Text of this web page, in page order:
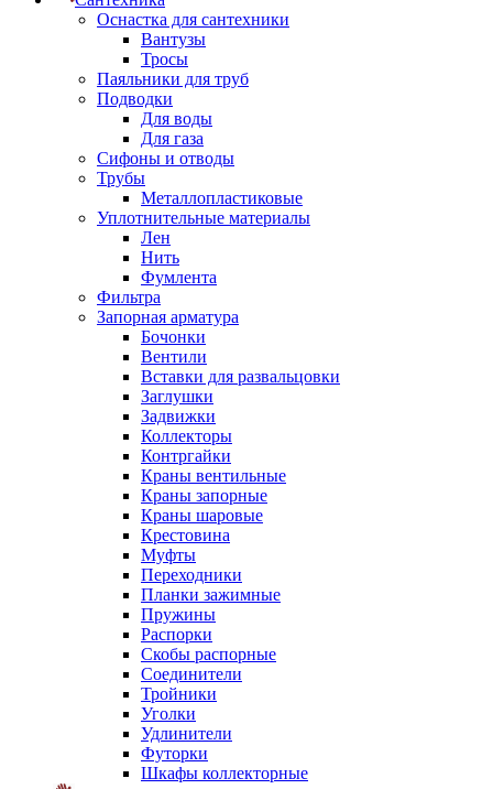
Оснастка для сантехники
Вантузы
Тросы
Паяльники для труб
Подводки
Для воды
Для газа
Сифоны и отводы
Трубы
Металлопластиковые
Уплотнительные материалы
Лен
Нить
Фумлента
Фильтра
Запорная арматура
Бочонки
Вентили
Вставки для развальцовки
Заглушки
Задвижки
Коллекторы
Контргайки
Краны вентильные
Краны запорные
Краны шаровые
Крестовина
Муфты
Переходники
Планки зажимные
Пружины
Распорки
Скобы распорные
Соединители
Тройники
Уголки
Удлинители
Футорки
Шкафы коллекторные